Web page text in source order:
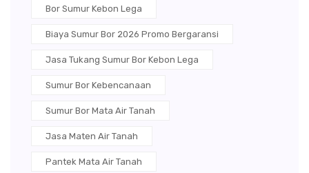
Bor Sumur Kebon Lega
Biaya Sumur Bor 2026 Promo Bergaransi
Jasa Tukang Sumur Bor Kebon Lega
Sumur Bor Kebencanaan
Sumur Bor Mata Air Tanah
Jasa Maten Air Tanah
Pantek Mata Air Tanah